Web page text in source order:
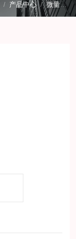
/ 产品中心/微量水分析仪/露点仪